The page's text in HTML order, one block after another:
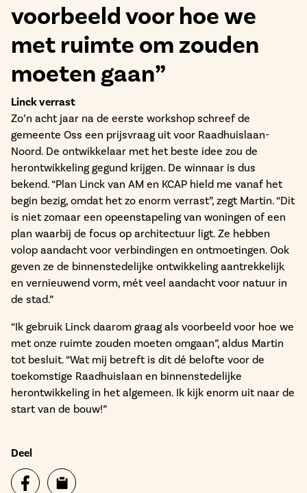
voorbeeld voor hoe we
met ruimte om zouden
moeten gaan”
Linck verrast
Zo’n acht jaar na de eerste workshop schreef de
gemeente Oss een prijsvraag uit voor Raadhuislaan-
Noord. De ontwikkelaar met het beste idee zou de
herontwikkeling gegund krijgen. De winnaar is dus
bekend. “Plan Linck van AM en KCAP hield me vanaf het
begin bezig, omdat het zo enorm verrast”, zegt Martin. “Dit
is niet zomaar een opeenstapeling van woningen of een
plan waarbij de focus op architectuur ligt. Ze hebben
volop aandacht voor verbindingen en ontmoetingen. Ook
geven ze de binnenstedelijke ontwikkeling aantrekkelijk
en vernieuwend vorm, mét veel aandacht voor natuur in
de stad.”
“Ik gebruik Linck daarom graag als voorbeeld voor hoe we
met onze ruimte zouden moeten omgaan”, aldus Martin
tot besluit. “Wat mij betreft is dit dé belofte voor de
toekomstige Raadhuislaan en binnenstedelijke
herontwikkeling in het algemeen. Ik kijk enorm uit naar de
start van de bouw!”
Deel